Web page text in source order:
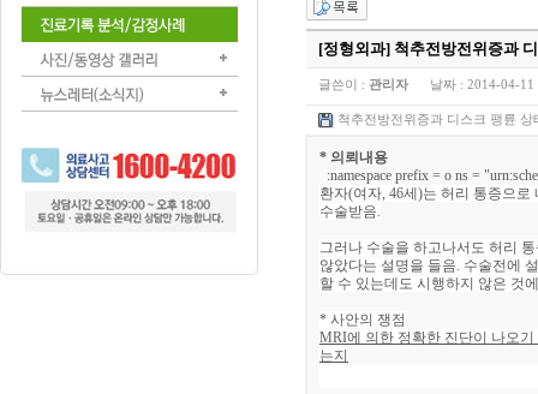
[정형외과] 척추전방전위증과
글쓴이 : 관리자 날짜 : 2014-04-11
척추전방전위증과 디스크 팽륜
* 의뢰내용
:namespace prefix = o ns =
환자(여자, 46세 )는 허리 통증으로
수술받음.
그러나 수술을 하고나서도 허리
않았다는 설명을 들음. 수술전에
할 수 있는데도 시행하지 않은 것
* 사안의 쟁점
MRI에 의한 정확한 진단이 나오
는지